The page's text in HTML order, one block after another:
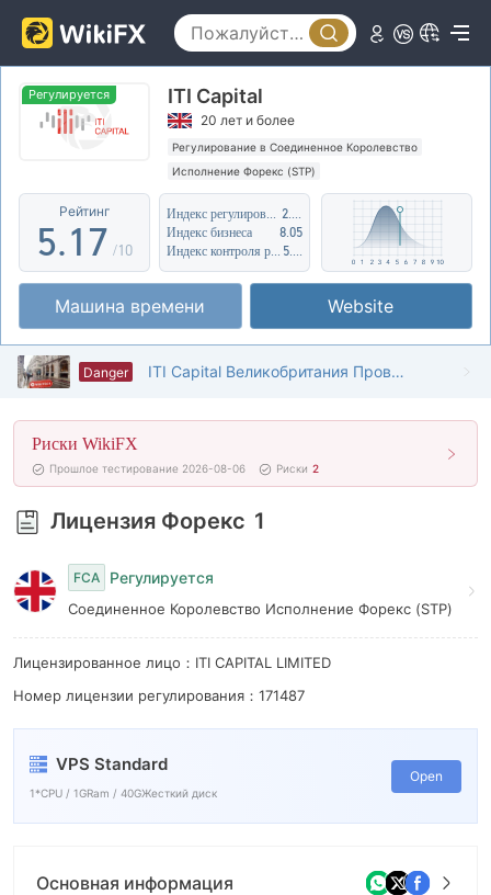
Регулируется ITI Capital
20 лет и более
Регулирование в Соединенное Королевство
Исполнение Форекс (STP)
Регион деятельности подозрителен
Высокие потенциальные риски
Рейтинг
0
1
2
4
5
6
7
8
9
.
0
1
2
3
4
5
6
7
9
2
3
4
6
7
8
9
/10
Индекс бизнеса
8.05
Машина времени Website
Danger ITI Capital Великобритания Проверено: Физическое присутствие не обнаружено
Риски WikiFX
Прошлое тестирование 2026-08-06 Риски 2
Лицензия Форекс 1
FCA Регулируется
Соединенное Королевство Исполнение Форекс (STP)
Лицензированное лицо：ITI CAPITAL LIMITED
Номер лицензии регулирования：171487
VPS Standard
1*CPU / 1GRam / 40GЖесткий диск
Open
Основная информация